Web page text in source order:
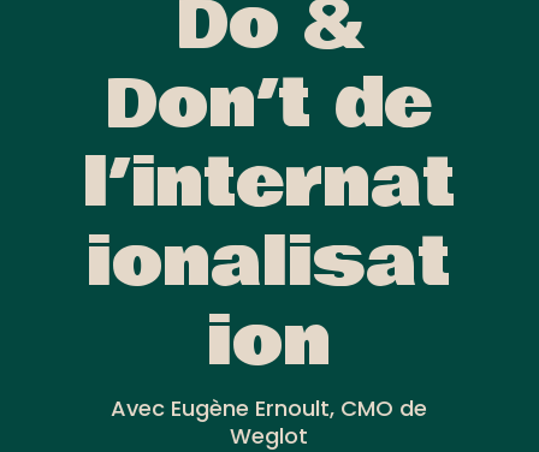
Do &
Don’t de
l’internat
ionalisat
ion
Avec Eugène Ernoult, CMO de
Weglot